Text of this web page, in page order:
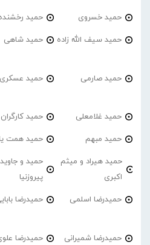
حمید خسروی حمید
حمید سیف الله زاده حمید شاهی
حمید صارمی حمید عسکری
حمید غلامعلی حمید کارگران
حمید مبهم حمید همت
حمید هیراد و میثم
اکبری
حمید و جاوید
پیروزنیا
حمیدرضا اسلمی حمیدرضا
حمیدرضا شمیرانی حمیدرضا